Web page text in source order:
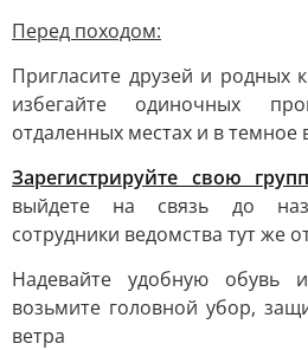
Перед походом:
Пригласите друзей и родных
избегайте одиночных
отдаленных местах и в темное
Зарегистрируйте свою
выйдете на связь до
сотрудники ведомства тут же
Надевайте удобную обувь
возьмите головной убор,
ветра